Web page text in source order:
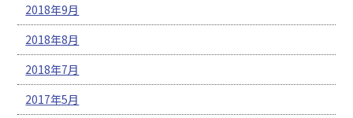
2018年9月
2018年8月
2018年7月
2017年5月